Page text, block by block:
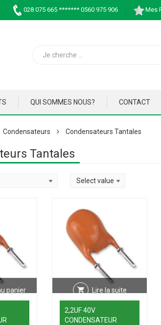
028 075 665 ******* 0560 975 906 Mes
QUI SOMMES NOUS? CONTACT
Condensateurs Condensateurs Tantales
Tantales
panier Lire la suite
2,2UF 40V
CONDENSATEUR